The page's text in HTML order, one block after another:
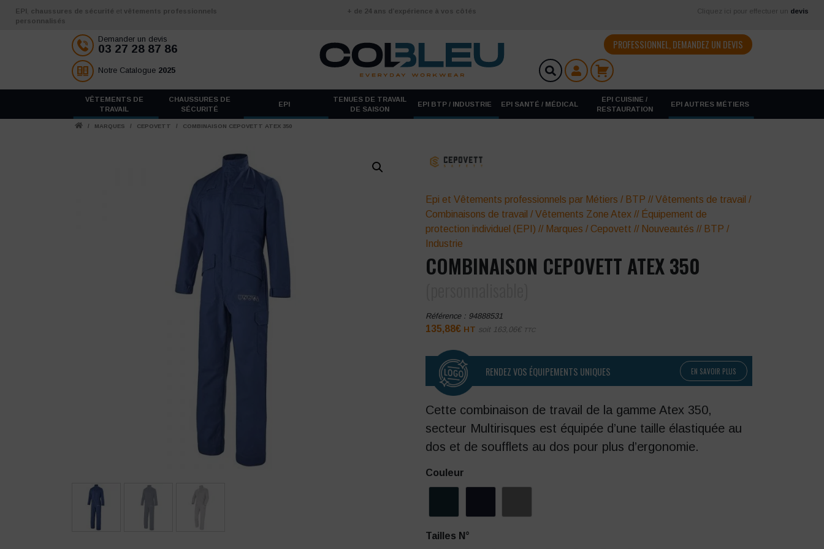
Aller au contenu
EPI chaussures de sécurité et vêtements professionnels
personnalisés
+ de 24 ans d’expérience à vos côtés Cliquez ici pour effectuer un devis
Demander un devis
03 27 28 87 86
Notre Catalogue 2025
PROFESSIONNEL, DEMANDEZ UN DEVIS
VÊTEMENTS DE
TRAVAIL
CHAUSSURES DE
SÉCURITÉ
EPI
TENUES DE TRAVAIL
DE SAISON
EPI BTP / INDUSTRIE EPI SANTÉ / MÉDICAL
EPI CUISINE /
RESTAURATION
EPI AUTRES MÉTIERS
/ MARQUES / CEPOVETT / COMBINAISON CEPOVETT ATEX 350
Epi et Vêtements professionnels par Métiers / BTP //Vêtements de travail /
Combinaisons de travail /Vêtements Zone Atex // Équipement de
protection individuel (EPI) // Marques / Cepovett // Nouveautés // BTP /
Industrie
COMBINAISON CEPOVETT ATEX 350
Référence : 94888531
135,88€ HT soit 163,06€ TTC
RENDEZ VOS ÉQUIPEMENTS UNIQUES EN SAVOIR PLUS
Cette combinaison de travail de la gamme Atex 350,
secteur Multirisques est équipée d’une taille élastiquée au
dos et de soufflets au dos pour plus d’ergonomie.
Couleur
Tailles N°